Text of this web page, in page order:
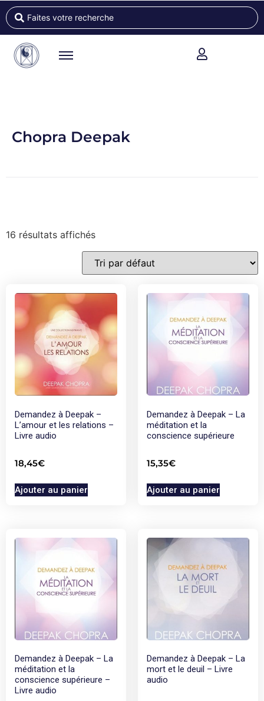
Chopra Deepak
16 résultats affichés
Demandez à Deepak –
L’amour et les relations –
Livre audio
18,45€
Ajouter au panier
Demandez à Deepak – La
méditation et la
conscience supérieure
15,35€
Ajouter au panier
Demandez à Deepak – La
méditation et la
conscience supérieure –
Livre audio
Demandez à Deepak – La
mort et le deuil – Livre
audio